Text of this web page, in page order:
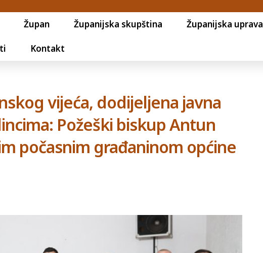
Župan Županijska skupština Županijska uprava
Kontakt
vijeća, dodijeljena javna
Požeški biskup Antun
počasnim građaninom općine